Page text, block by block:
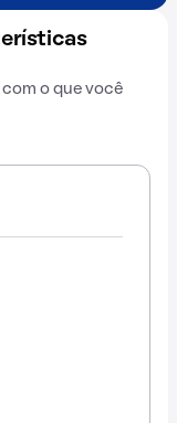
o que você